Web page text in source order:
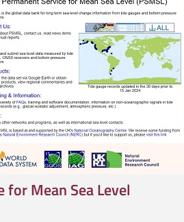
for Mean Sea Level